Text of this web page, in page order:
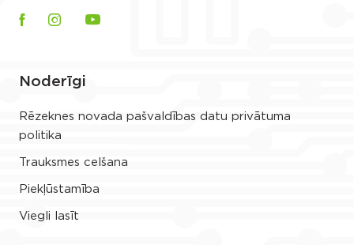
Noderīgi
Rēzeknes novada pašvaldības datu privātuma
politika
Trauksmes celšana
Piekļūstamība
Viegli lasīt